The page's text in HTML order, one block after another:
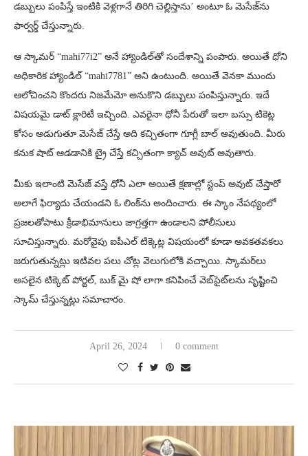
డబ్బులు పంపిస్తే ఇంటికి వెళ్లగానే తిరిగి చెల్లిస్తాను’ అంటూ ఓ మెసేజ్‌ను
ఫార్వర్డ్‌ చేస్తున్నారు.
ఆ స్కామర్ “mahi77i2” అనే హ్యాండిల్‌తో సందేశాన్ని పంపారు. అయితే ధోని
అధికారిక హ్యాండిల్ “mahi7781” అని ఉంటుంది. అయితే వెనకా ముందు
ఆలోచించని కొందరు నిజమేమో అనుకొని డబ్బులు పంపిస్తున్నారు. ఇదే
విషయమై డాట్‌ క్లారిటీ ఇచ్చింది. ఎవరైనా ధోనీ పేరుతో ఇలా బస్సు టికెట్ల
కోసం అడుగుతూ మెసేజ్‌ చేస్తే అది కచ్చితంగా గూగ్లీ బాల్‌ అవుతుంది. మీరు
కనుక షాట్‌ ఆడడానికి ట్రై చేస్తే కచ్చితంగా క్యాచ్‌ అవుట్ అవుతారు.
మీకు ఇలాంటి మెసేజ్‌ వస్తే ధోనీ ఎలా అయితే క్షణాల్లో స్టంప్‌ అవుట్‌ చేస్తారో
అలాగే ఫిర్యాదు చేయండని ఓ లింక్‌ను అందించారు. ఈ స్కాం నేపథ్యంలో
ప్రజలతోపాటు క్రీడాభిమానులు జాగ్రత్తగా ఉండాలని పోలీసులు
సూచిస్తున్నారు. మరోవైపు ఐపీఎల్ టిక్కెట్ల విషయంలో కూడా అవకతవకలు
జరుగుతున్నట్లు ఇటివల పలు చోట్ల వెలుగులోకి వచ్చాయి. స్కామర్‌లు
అసలైన టిక్కెట్ పోర్టల్, బుక్ మై షో లాగా కనిపించే వెబ్‌సైట్‌లను సృష్టించి
స్కామ్ చేస్తున్నట్లు సమాచారం.
April 26, 2024 0 comment